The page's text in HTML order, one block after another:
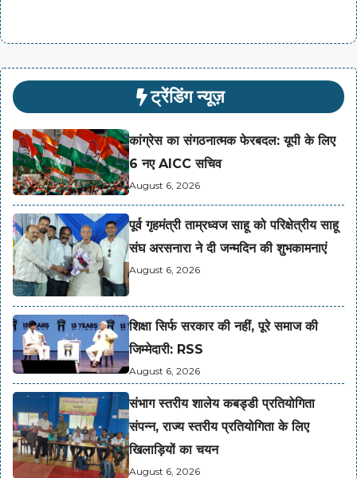
ट्रेंडिंग न्यूज़
कांग्रेस का संगठनात्मक फेरबदल: यूपी के लिए
6 नए AICC सचिव
August 6, 2026
पूर्व गृहमंत्री ताम्रध्वज साहू को परिक्षेत्रीय साहू
संघ अरसनारा ने दी जन्मदिन की शुभकामनाएं
August 6, 2026
शिक्षा सिर्फ सरकार की नहीं, पूरे समाज की
जिम्मेदारी: RSS
August 6, 2026
संभाग स्तरीय शालेय कबड्डी प्रतियोगिता
संपन्न, राज्य स्तरीय प्रतियोगिता के लिए
खिलाड़ियों का चयन
August 6, 2026